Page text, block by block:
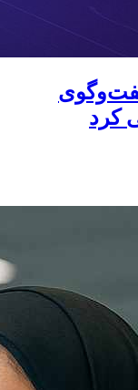
کرد